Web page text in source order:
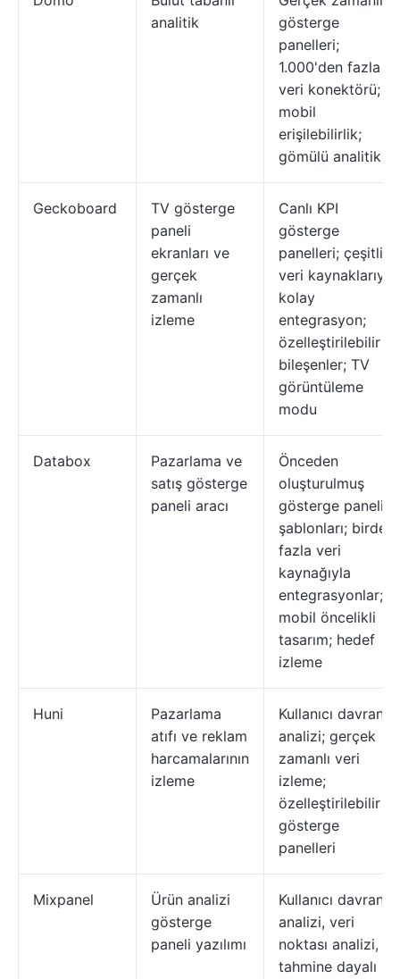
analitik
gösterge
panelleri;
1.000'den fazla
veri konektörü;
mobil
erişilebilirlik;
gömülü analitik
Geckoboard
TV gösterge
paneli
ekranları ve
gerçek
zamanlı
izleme
Canlı KPI
gösterge
panelleri; çeşitli
veri kaynaklarıyla
kolay
entegrasyon;
özelleştirilebilir
bileşenler; TV
görüntüleme
modu
Databox
Pazarlama ve
satış gösterge
paneli aracı
Önceden
oluşturulmuş
gösterge paneli
şablonları; birden
fazla veri
kaynağıyla
entegrasyonlar;
mobil öncelikli
tasarım; hedef
izleme
Huni
Pazarlama
atıfı ve reklam
harcamalarının
izleme
Kullanıcı davranış
analizi; gerçek
zamanlı veri
izleme;
özelleştirilebilir
gösterge
panelleri
Mixpanel
Ürün analizi
gösterge
paneli yazılımı
Kullanıcı davranış
analizi, veri
noktası analizi,
tahmine dayalı